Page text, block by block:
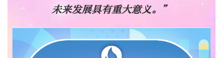
未来发展具有重大意义。”